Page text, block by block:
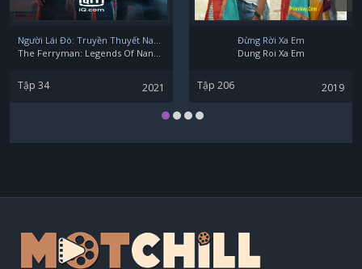
Tavi Tavichai Kuna
Tập 34 2021
Đừng Rời Xa Em
Dung Roi Xa Em
Tập 206 2019